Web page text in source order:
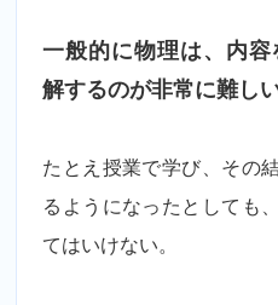
一般的に物理は、内
解するのが非常に難し
たとえ授業で学び、その
るようになったとしても
てはいけない。